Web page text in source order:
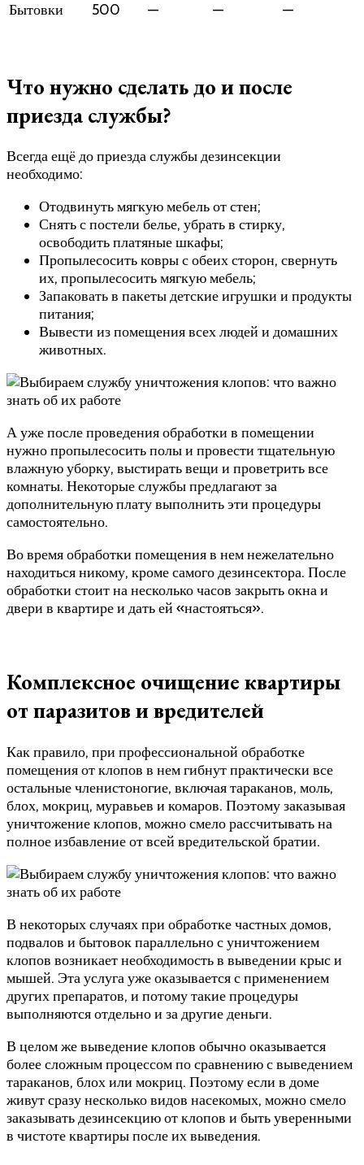
Бытовки
500 — — —
Что нужно сделать до и после
приезда службы?
Всегда ещё до приезда службы дезинсекции
необходимо:
Отодвинуть мягкую мебель от стен;
Снять с постели белье, убрать в стирку,
освободить платяные шкафы;
Пропылесосить ковры с обеих сторон, свернуть
их, пропылесосить мягкую мебель;
Запаковать в пакеты детские игрушки и продукты
питания;
Вывести из помещения всех людей и домашних
животных.
А уже после проведения обработки в помещении
нужно пропылесосить полы и провести тщательную
влажную уборку, выстирать вещи и проветрить все
комнаты. Некоторые службы предлагают за
дополнительную плату выполнить эти процедуры
самостоятельно.
Во время обработки помещения в нем нежелательно
находиться никому, кроме самого дезинсектора. После
обработки стоит на несколько часов закрыть окна и
двери в квартире и дать ей «настояться».
Комплексное очищение квартиры
от паразитов и вредителей
Как правило, при профессиональной обработке
помещения от клопов в нем гибнут практически все
остальные членистоногие, включая тараканов, моль,
блох, мокриц, муравьев и комаров. Поэтому заказывая
уничтожение клопов, можно смело рассчитывать на
полное избавление от всей вредительской братии.
В некоторых случаях при обработке частных домов,
подвалов и бытовок параллельно с уничтожением
клопов возникает необходимость в выведении крыс и
мышей. Эта услуга уже оказывается с применением
других препаратов, и потому такие процедуры
выполняются отдельно и за другие деньги.
В целом же выведение клопов обычно оказывается
более сложным процессом по сравнению с выведением
тараканов, блох или мокриц. Поэтому если в доме
живут сразу несколько видов насекомых, можно смело
заказывать дезинсекцию от клопов и быть уверенными
в чистоте квартиры после их выведения.